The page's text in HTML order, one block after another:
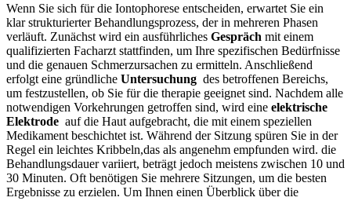
Wenn‌ Sie sich für die Iontophorese entscheiden, erwartet⁤ Sie ein
klar strukturierter Behandlungsprozess, der in mehreren Phasen
verläuft. Zunächst wird ein ausführliches Gespräch mit einem
qualifizierten Facharzt stattfinden, um Ihre spezifischen Bedürfnisse
und die​ genauen ​Schmerzursachen zu ermitteln. Anschließend
erfolgt eine gründliche Untersuchung ‌ des betroffenen ⁢Bereichs,
um festzustellen, ob Sie für die therapie geeignet sind. Nachdem alle
notwendigen Vorkehrungen getroffen sind, ‍wird eine elektrische
Elektrode ‍ auf die Haut aufgebracht, ​die mit einem speziellen
Medikament beschichtet ist. Während der Sitzung spüren Sie⁤ in der
⁣Regel ein leichtes Kribbeln,das als angenehm empfunden wird. die
Behandlungsdauer variiert, beträgt jedoch meistens zwischen ⁣10 und
30 Minuten. Oft ⁢benötigen Sie mehrere⁢ Sitzungen, um die besten
Ergebnisse zu erzielen. Um Ihnen einen Überblick über die